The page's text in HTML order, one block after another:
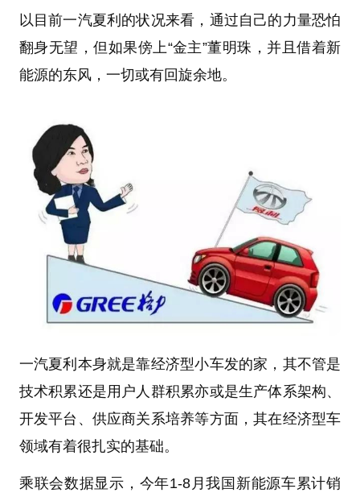
以目前一汽夏利的状况来看，通过自己的力量恐怕
翻身无望，但如果傍上“金主”董明珠，并且借着新
能源的东风，一切或有回旋余地。
一汽夏利本身就是靠经济型小车发的家，其不管是
技术积累还是用户人群积累亦或是生产体系架构、
开发平台、供应商关系培养等方面，其在经济型车
领域有着很扎实的基础。
乘联会数据显示，今年1-8月我国新能源车累计销